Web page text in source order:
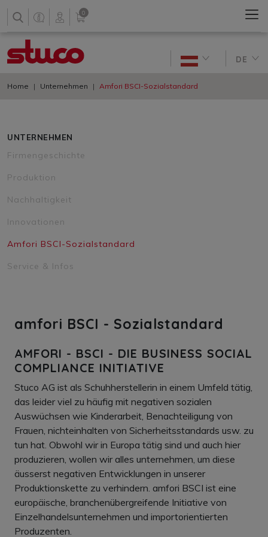
0
DE
Home Unternehmen Amfori BSCI-Sozialstandard
amfori BSCI - Sozialstandard
AMFORI - BSCI - DIE BUSINESS SOCIAL
COMPLIANCE INITIATIVE
Stuco AG ist als Schuhherstellerin in einem Umfeld tätig,
das leider viel zu häufig mit negativen sozialen
Auswüchsen wie Kinderarbeit, Benachteiligung von
Frauen, nichteinhalten von Sicherheitsstandards usw. zu
tun hat. Obwohl wir in Europa tätig sind und auch hier
produzieren, wollen wir alles unternehmen, um diese
äusserst negativen Entwicklungen in unserer
Produktionskette zu verhindern. amfori BSCI ist eine
europäische, branchenübergreifende Initiative von
Einzelhandelsunternehmen und importorientierten
Produzenten.
UNTERNEHMEN
Firmengeschichte
Produktion
Nachhaltigkeit
Innovationen
Amfori BSCI-Sozialstandard
Service & Infos